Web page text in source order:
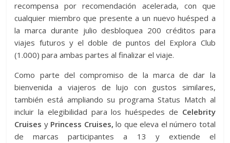
recompensa por recomendación acelerada, con que
cualquier miembro que presente a un nuevo huésped a
la marca durante julio desbloquea 200 créditos para
viajes futuros y el doble de puntos del Explora Club
(1.000) para ambas partes al finalizar el viaje.
Como parte del compromiso de la marca de dar la
bienvenida a viajeros de lujo con gustos similares,
también está ampliando su programa Status Match al
incluir la elegibilidad para los huéspedes de Celebrity
Cruises yPrincess Cruises, lo que eleva el número total
de marcas participantes a 13 y extiende el